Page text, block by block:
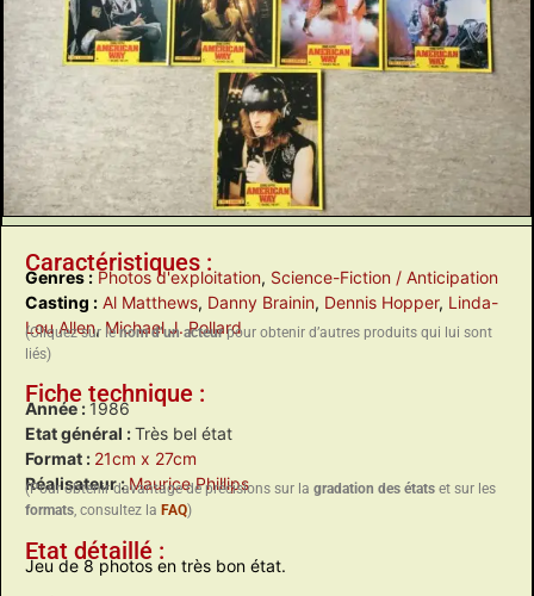
Caractéristiques :
Genres : Photos d'exploitation, Science-Fiction / Anticipation
Casting : Al Matthews, Danny Brainin, Dennis Hopper, Linda-
Lou Allen, Michael J. Pollard
(Cliquez sur lenom d’un acteurpour obtenir d’autres produits qui lui sont
liés)
Fiche technique :
Année : 1986
Etat général :Très bel état
Format : 21cm x 27cm
Réalisateur :Maurice Phillips
(Pour obtenir davantage de précisions sur la gradation des états et sur les
formats, consultez la FAQ)
Etat détaillé :
Jeu de 8 photos en très bon état.